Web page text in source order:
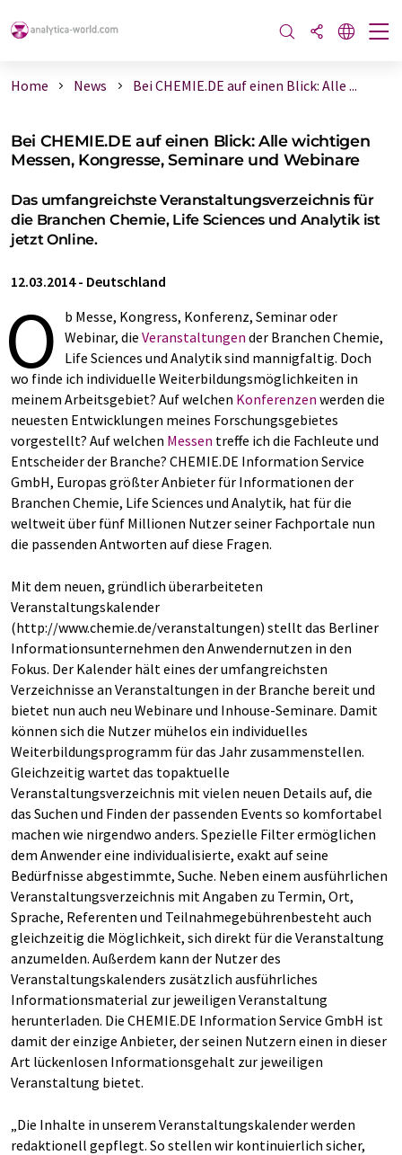
Home News Bei CHEMIE.DE auf einen Blick: Alle ...
Bei CHEMIE.DE auf einen Blick: Alle wichtigen
Messen, Kongresse, Seminare und Webinare
Das umfangreichste Veranstaltungsverzeichnis für
die Branchen Chemie, Life Sciences und Analytik ist
jetzt Online.
12.03.2014- Deutschland
O
b Messe, Kongress, Konferenz, Seminar oder
Webinar, die Veranstaltungen der Branchen Chemie,
Life Sciences und Analytik sind mannigfaltig. Doch
wo finde ich individuelle Weiterbildungsmöglichkeiten in
meinem Arbeitsgebiet? Auf welchen Konferenzen werden die
neuesten Entwicklungen meines Forschungsgebietes
vorgestellt? Auf welchen Messen treffe ich die Fachleute und
Entscheider der Branche? CHEMIE.DE Information Service
GmbH, Europas größter Anbieter für Informationen der
Branchen Chemie, Life Sciences und Analytik, hat für die
weltweit über fünf Millionen Nutzer seiner Fachportale nun
die passenden Antworten auf diese Fragen.
Mit dem neuen, gründlich überarbeiteten
Veranstaltungskalender
(http://www.chemie.de/veranstaltungen) stellt das Berliner
Informationsunternehmen den Anwendernutzen in den
Fokus. Der Kalender hält eines der umfangreichsten
Verzeichnisse an Veranstaltungen in der Branche bereit und
bietet nun auch neu Webinare und Inhouse-Seminare. Damit
können sich die Nutzer mühelos ein individuelles
Weiterbildungsprogramm für das Jahr zusammenstellen.
Gleichzeitig wartet das topaktuelle
Veranstaltungsverzeichnis mit vielen neuen Details auf, die
das Suchen und Finden der passenden Events so komfortabel
machen wie nirgendwo anders. Spezielle Filter ermöglichen
dem Anwender eine individualisierte, exakt auf seine
Bedürfnisse abgestimmte, Suche. Neben einem ausführlichen
Veranstaltungsverzeichnis mit Angaben zu Termin, Ort,
Sprache, Referenten und Teilnahmegebührenbesteht auch
gleichzeitig die Möglichkeit, sich direkt für die Veranstaltung
anzumelden. Außerdem kann der Nutzer des
Veranstaltungskalenders zusätzlich ausführliches
Informationsmaterial zur jeweiligen Veranstaltung
herunterladen. Die CHEMIE.DE Information Service GmbH ist
damit der einzige Anbieter, der seinen Nutzern einen in dieser
Art lückenlosen Informationsgehalt zur jeweiligen
Veranstaltung bietet.
„Die Inhalte in unserem Veranstaltungskalender werden
redaktionell gepflegt. So stellen wir kontinuierlich sicher,